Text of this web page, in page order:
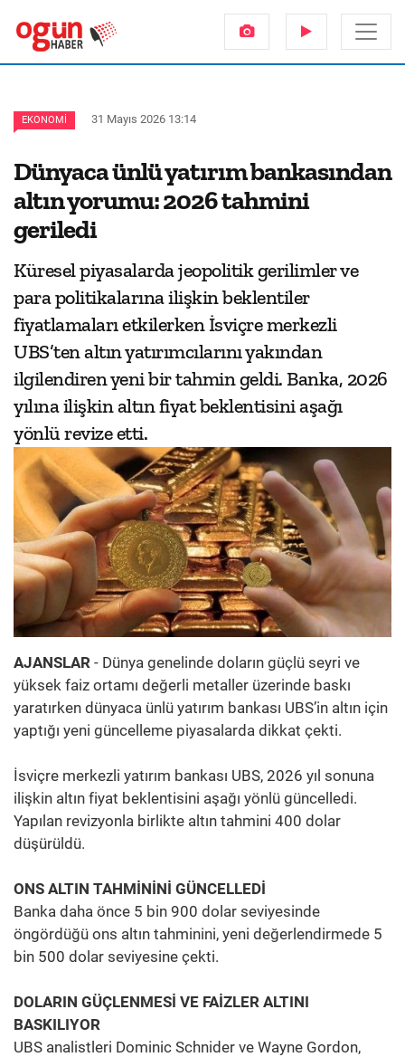
EKONOMI 31 Mayıs 2026 13:14
Dünyaca ünlü yatırım bankasından
altın yorumu: 2026 tahmini
geriledi
Küresel piyasalarda jeopolitik gerilimler ve
para politikalarına ilişkin beklentiler
fiyatlamaları etkilerken İsviçre merkezli
UBS’ten altın yatırımcılarını yakından
ilgilendiren yeni bir tahmin geldi. Banka, 2026
yılına ilişkin altın fiyat beklentisini aşağı
yönlü revize etti.
AJANSLAR - Dünya genelinde doların güçlü seyri ve
yüksek faiz ortamı değerli metaller üzerinde baskı
yaratırken dünyaca ünlü yatırım bankası UBS’in altın için
yaptığı yeni güncelleme piyasalarda dikkat çekti.
İsviçre merkezli yatırım bankası UBS, 2026 yıl sonuna
ilişkin altın fiyat beklentisini aşağı yönlü güncelledi.
Yapılan revizyonla birlikte altın tahmini 400 dolar
düşürüldü.
ONS ALTIN TAHMİNİNİ GÜNCELLEDİ
Banka daha önce 5 bin 900 dolar seviyesinde
öngördüğü ons altın tahminini, yeni değerlendirmede 5
bin 500 dolar seviyesine çekti.
DOLARIN GÜÇLENMESİ VE FAİZLER ALTINI
BASKILIYOR
UBS analistleri Dominic Schnider ve Wayne Gordon,